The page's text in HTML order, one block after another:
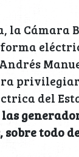
la Cámara
privilegiar
del
todo